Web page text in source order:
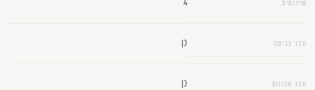
שירותים 4
חדר כביסה כן
חדר ארונות כן